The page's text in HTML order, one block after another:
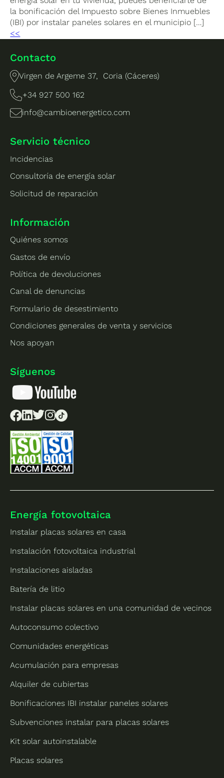
la bonificación del Impuesto sobre Bienes Inmuebles
(IBI) por instalar paneles solares en el municipio […]
<<
Contacto
Virgen de Argeme 37, Coria (Cáceres)
+34 927 500 162
info@cambioenergetico.com
Servicio técnico
Incidencias
Consultoría de energía solar
Solicitud de reparación
Información
Quiénes somos
Gastos de envío
Política de devoluciones
Canal de denuncias
Formulario de desestimiento
Condiciones generales de venta y servicios
Nos apoyan
Síguenos
Energía fotovoltaica
Instalar placas solares en casa
Instalación fotovoltaica industrial
Instalaciones aisladas
Batería de litio
Instalar placas solares en una comunidad de vecinos
Autoconsumo colectivo
Comunidades energéticas
Acumulación para empresas
Alquiler de cubiertas
Bonificaciones IBI instalar paneles solares
Subvenciones instalar para placas solares
Kit solar autoinstalable
Placas solares